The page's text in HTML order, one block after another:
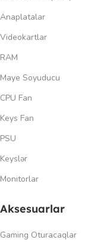
Anaplatalar
Videokartlar
RAM
Maye Soyuducu
CPU Fan
Keys Fan
PSU
Keyslər
Monitorlar
Aksesuarlar
Gaming Oturacaqlar